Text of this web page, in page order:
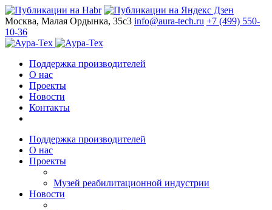
Москва, Малая Ордынка, 35с3 info@aura-tech.ru +7 (499) 550-
10-36
Поддержка производителей
О нас
Проекты
Новости
Контакты
Поддержка производителей
О нас
Проекты
Музей реабилитационной индустрии
Новости